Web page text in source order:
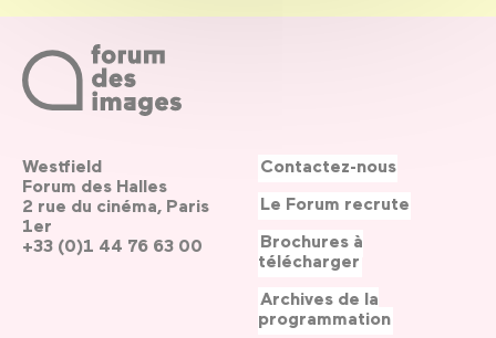
Westfield
Forum des Halles
2 rue du cinéma, Paris
1er
+33 (0)1 44 76 63 00
Contactez-nous
Le Forum recrute
Brochures à
télécharger
Archives de la
programmation